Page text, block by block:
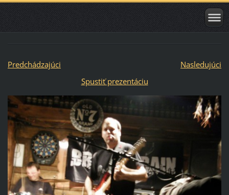
Predchádzajúci
Nasledujúci
Spustiť prezentáciu